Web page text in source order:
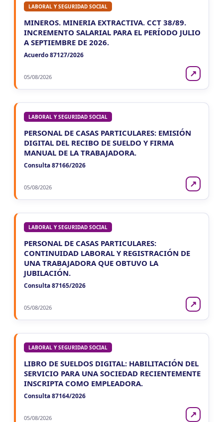
LABORAL Y SEGURIDAD SOCIAL
MINEROS. MINERIA EXTRACTIVA. CCT 38/89.
INCREMENTO SALARIAL PARA EL PERÍODO JULIO
A SEPTIEMBRE DE 2026.
Acuerdo 87127/2026
05/08/2026 ↗
LABORAL Y SEGURIDAD SOCIAL
PERSONAL DE CASAS PARTICULARES: EMISIÓN
DIGITAL DEL RECIBO DE SUELDO Y FIRMA
MANUAL DE LA TRABAJADORA.
Consulta 87166/2026
05/08/2026 ↗
LABORAL Y SEGURIDAD SOCIAL
PERSONAL DE CASAS PARTICULARES:
CONTINUIDAD LABORAL Y REGISTRACIÓN DE
UNA TRABAJADORA QUE OBTUVO LA
JUBILACIÓN.
Consulta 87165/2026
05/08/2026 ↗
LABORAL Y SEGURIDAD SOCIAL
LIBRO DE SUELDOS DIGITAL: HABILITACIÓN DEL
SERVICIO PARA UNA SOCIEDAD RECIENTEMENTE
INSCRIPTA COMO EMPLEADORA.
Consulta 87164/2026
05/08/2026 ↗